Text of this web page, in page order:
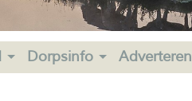
Dorpsinfo Adverteren